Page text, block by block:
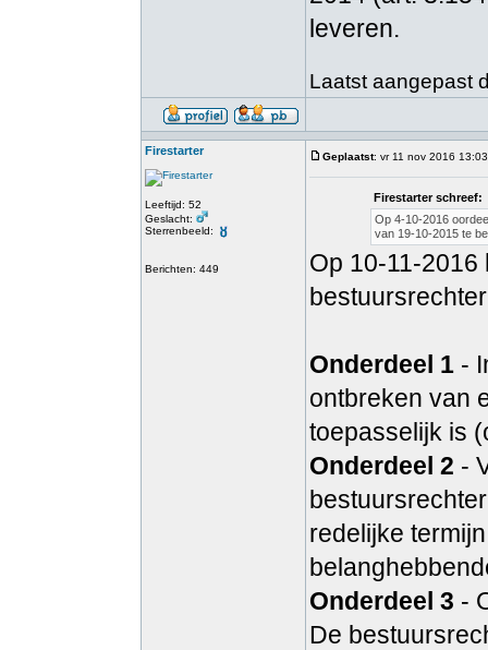
leveren.
Laatst aangepast
Firestarter
Leeftijd: 52
Geslacht:
Sterrenbeeld:
Berichten: 449
Geplaatst: vr 11 nov 2016 13:03
Firestarter schreef:
Op 4-10-2016
van 19-10-2015 te
Op 10-11-
Onderdeel 1 -
ontbreken van
toepasselijk is
Onderdeel 2 -
redelijke
Onderdeel 3 -
De